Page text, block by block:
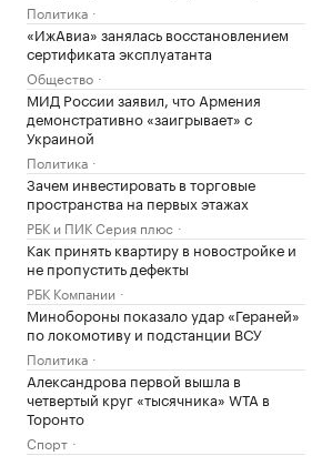
Политика
«ИжАвиа» занялась восстановлением
сертификата эксплуатанта
Общество
МИД России заявил, что Армения
демонстративно «заигрывает» с
Украиной
Политика
Зачем инвестировать в торговые
пространства на первых этажах
РБК и ПИК Серия плюс
Как принять квартиру в новостройке и
не пропустить дефекты
РБК Компании
Минобороны показало удар «Гераней»
по локомотиву и подстанции ВСУ
Политика
Александрова первой вышла в
четвертый круг «тысячника» WTA в
Торонто
Спорт